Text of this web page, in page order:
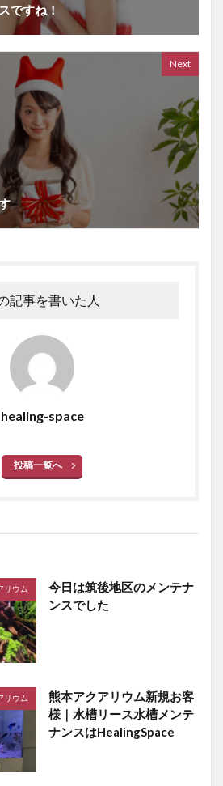
ですね！
Next
記事を書いた人
healing-space
投稿一覧へ
リウム
今日は筑後地区のメンテナ
ンスでした
リウム
熊本アクアリウム新規お客
様｜水槽リース水槽メンテ
ナンスはHealingSpace